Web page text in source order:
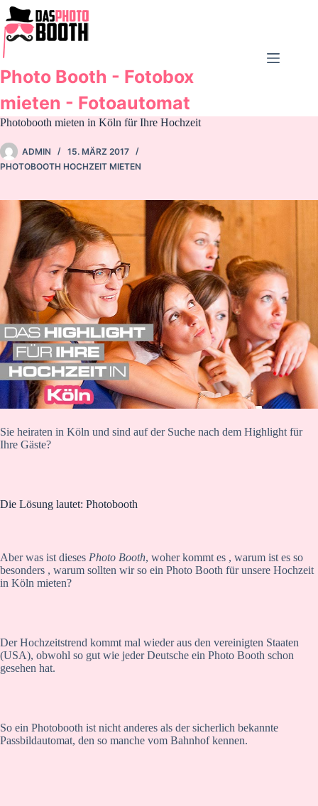
Zum
Inhalt
springen
Photo Booth - Fotobox
mieten - Fotoautomat
Photobooth mieten in Köln für Ihre Hochzeit
ADMIN
15. MÄRZ 2017
PHOTOBOOTH HOCHZEIT MIETEN
Sie heiraten in Köln und sind auf der Suche nach dem Highlight für
Ihre Gäste?
Die Lösung lautet: Photobooth
Aber was ist dieses Photo Booth, woher kommt es , warum ist es so
besonders , warum sollten wir so ein Photo Booth für unsere Hochzeit
in Köln mieten?
Der Hochzeitstrend kommt mal wieder aus den vereinigten Staaten
(USA), obwohl so gut wie jeder Deutsche ein Photo Booth schon
gesehen hat.
So ein Photobooth ist nicht anderes als der sicherlich bekannte
Passbildautomat, den so manche vom Bahnhof kennen.